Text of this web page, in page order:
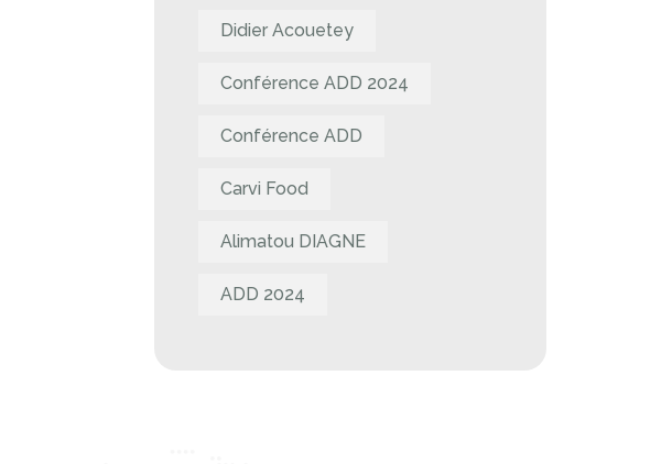
Didier Acouetey
Conférence ADD 2024
Conférence ADD
Carvi Food
Alimatou DIAGNE
ADD 2024